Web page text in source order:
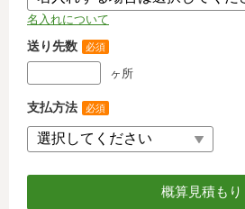
名入れについて
送り先数 必須
ヶ所
支払方法 必須